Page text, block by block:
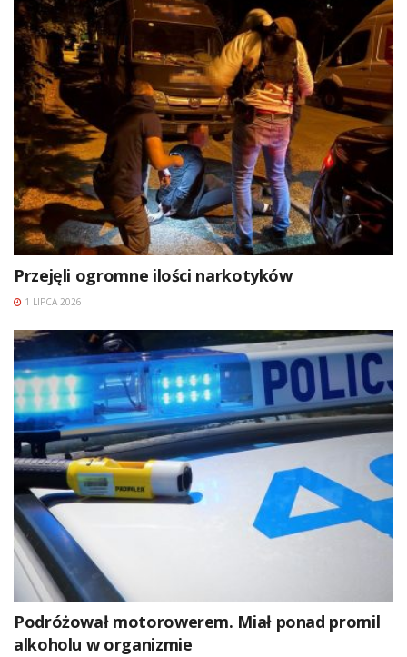
Przejęli ogromne ilości narkotyków
1 LIPCA 2026
Podróżował motorowerem. Miał ponad promil
alkoholu w organizmie